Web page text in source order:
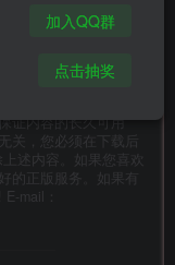
日常运营所需！！
无关，所有内容及软
证内容的长久可用
关，您必须在下载后
述内容。如果您喜欢
的正版服务。如果有
mail：
加入QQ群
点击抽奖